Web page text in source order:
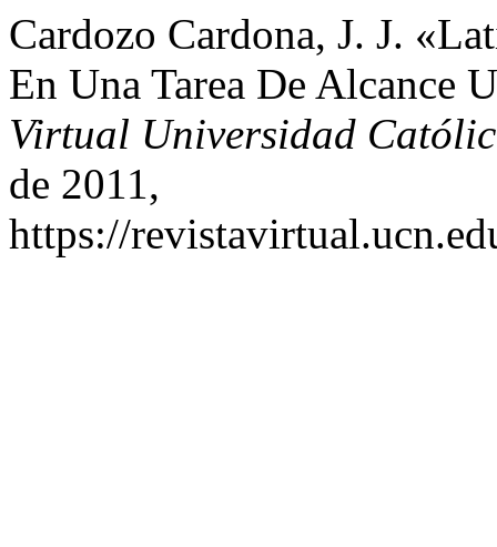
Cardozo Cardona, J. J.
En Una Tarea De Alcance
Virtual Universidad
de 2011,
https://